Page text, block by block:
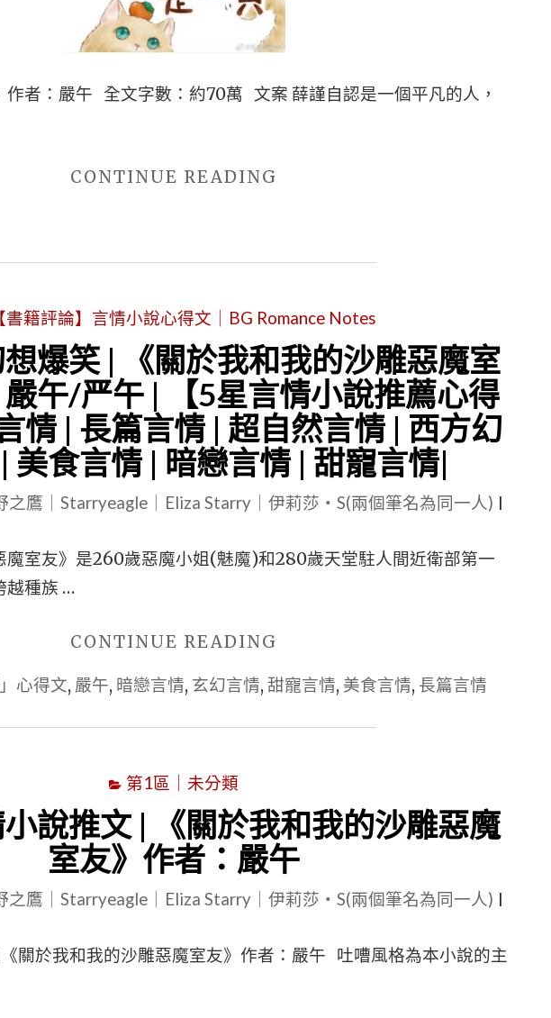
作者：嚴午 全文字數：約70萬 文案 薛謹自認是一個平凡的人，
CONTINUE READING
言
小
說
|
《老
婆
的
量
是
嚴
午
心
得
簡
評
【長
書籍評論】言情小說心得文｜BG Romance Notes
爆笑 | 《關於我和我的沙雕惡魔室
午/严午 | 【5星言情小說推薦心得
情 | 長篇言情 | 超自然言情 | 西方幻
美食言情 | 暗戀言情 | 甜寵言情|
之鷹｜Starryeagle｜Eliza Starry｜伊莉莎・S(兩個筆名為同一人)
魔室友》是260歲惡魔小姐(魅魔)和280歲天堂駐人間近衛部第一
越種族 …
CONTINUE READING
代
幻
笑
|
《關
於
和
心得文, 嚴午, 暗戀言情, 玄幻言情, 甜寵言情, 美食言情, 長篇言情
第1區｜未分類
說推文 | 《關於我和我的沙雕惡魔
室友》作者：嚴午
之鷹｜Starryeagle｜Eliza Starry｜伊莉莎・S(兩個筆名為同一人)
關於我和我的沙雕惡魔室友》作者：嚴午 吐嘈風格為本小說的主